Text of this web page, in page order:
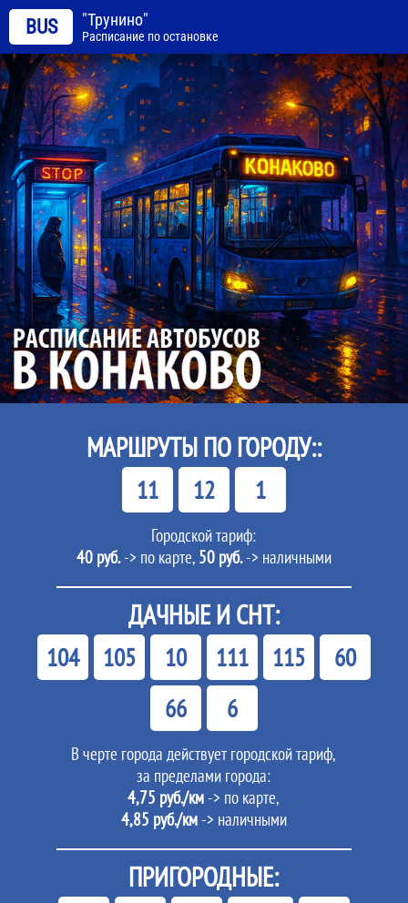
BUS "Трунино"
Расписание по остановке
МАРШРУТЫ ПО ГОРОДУ::
11 12 1
Городской тариф:
40 руб.-> по карте, 50 руб.-> наличными
ДАЧНЫЕ И СНТ:
104 105 10 111 115
60
66
6
В черте города действует городской тариф,
за пределами города:
4,75 руб./км -> по карте,
4,85 руб./км-> наличными
ПРИГОРОДНЫЕ: